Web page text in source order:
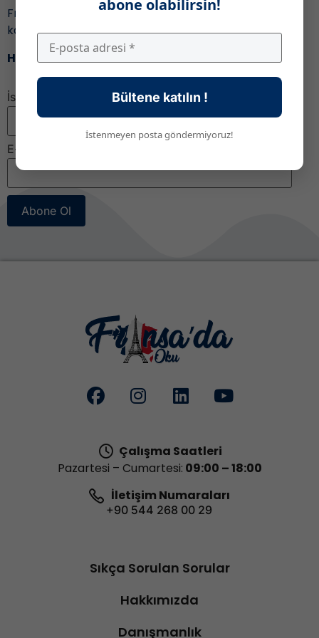
Fransa’daki eğitim ile ilgili gelişmeleri ve fırsatları
kaçırmamak için,
Haber bültenimize katıl!
İsim
E-posta
Abone Ol
Çalışma Saatleri
Pazartesi – Cumartesi: 09:00 – 18:00
İletişim Numaraları
+90 544 268 00 29
Sıkça Sorulan Sorular
Hakkımızda
Danışmanlık
abone olabilirsin!
Bültene katılın !
İstenmeyen posta göndermiyoruz!